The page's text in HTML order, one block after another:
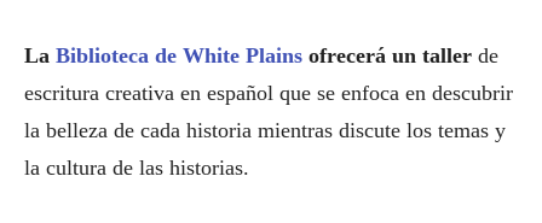
La Biblioteca de White Plains ofrecerá un taller de
escritura creativa en español que se enfoca en descubrir
la belleza de cada historia mientras discute los temas y
la cultura de las historias.